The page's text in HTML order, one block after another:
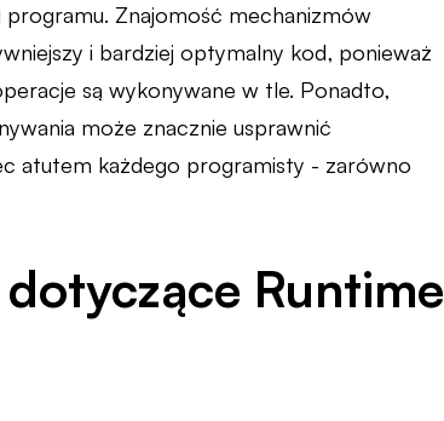
Znajomość mechanizmów
i bardziej optymalny kod, ponieważ
są wykonywane w tle. Ponadto,
może znacznie usprawnić
atutem każdego programisty - zarówno
Runtime